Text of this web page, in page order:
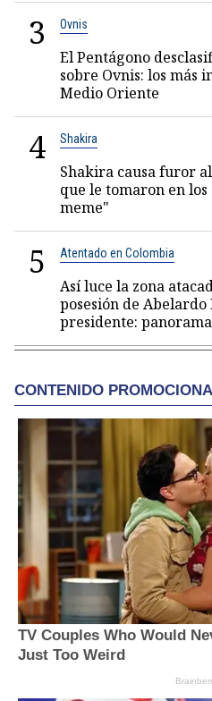
3 Ovnis
El Pentágono
sobre Ovnis: los más
Medio Oriente
4 Shakira
Shakira causa furor
que le tomaron en
meme"
5 Atentado en Colombia
Así luce la zona
posesión de
presidente: